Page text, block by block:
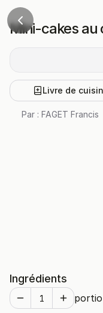
Mini-cakes au
Livre de
Par : FAGET Francis
Ingrédients